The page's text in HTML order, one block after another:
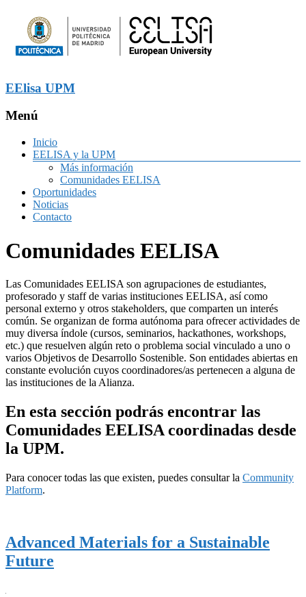
EElisa UPM
Menú
Inicio
EELISA y la UPM
Más información
Comunidades EELISA
Oportunidades
Noticias
Contacto
Comunidades EELISA
Las Comunidades EELISA son agrupaciones de estudiantes,
profesorado y staff de varias instituciones EELISA, así como
personal externo y otros stakeholders, que comparten un interés
común. Se organizan de forma autónoma para ofrecer actividades de
muy diversa índole (cursos, seminarios, hackathones, workshops,
etc.) que resuelven algún reto o problema social vinculado a uno o
varios Objetivos de Desarrollo Sostenible. Son entidades abiertas en
constante evolución cuyos coordinadores/as pertenecen a alguna de
las instituciones de la Alianza.
En esta sección podrás encontrar las
Comunidades EELISA coordinadas desde
la UPM.
Para conocer todas las que existen, puedes consultar la Community
Platform.
Advanced Materials for a Sustainable
Future